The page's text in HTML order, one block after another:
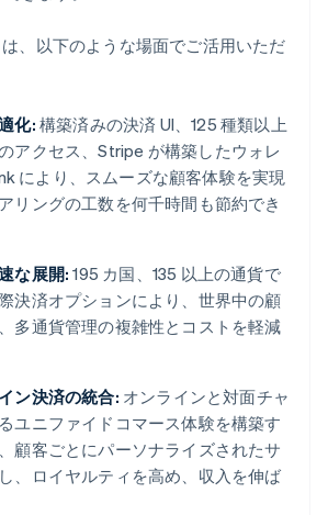
、以下のような場面でご活用いただ
化: 構築済みの決済 UI、125 種類以上
アクセス、Stripe が構築したウォレ
により、スムーズな顧客体験を実現
リングの工数を何千時間も節約でき
な展開:195 カ国、135 以上の通貨で
決済オプションにより、世界中の顧
多通貨管理の複雑性とコストを軽減
ン決済の統合: オンラインと対面チャ
ユニファイドコマース体験を構築す
顧客ごとにパーソナライズされたサ
、ロイヤルティを高め、収入を伸ば